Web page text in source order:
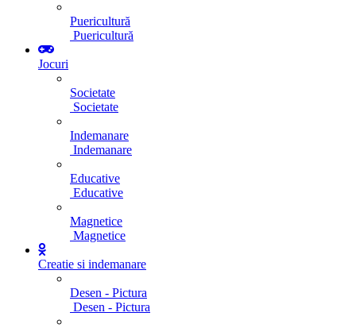
Puericultură
Puericultură
Jocuri
Societate
Societate
Indemanare
Indemanare
Educative
Educative
Magnetice
Magnetice
Creatie si indemanare
Desen - Pictura
Desen - Pictura